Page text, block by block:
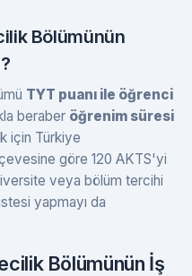
Bölümünün
TYT puanı ile öğrenci
beraber öğrenim süresi
için Türkiye
göre 120 AKTS'yi
veya bölüm tercihi
yapmayı da
Bölümünün İş